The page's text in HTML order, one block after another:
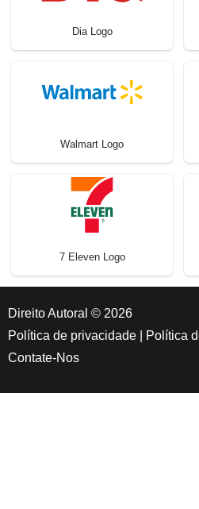
Dia Logo
Walmart Logo
7 Eleven Logo
Direito Autoral © 2026
Política de privacidade
Política
Contate-Nos